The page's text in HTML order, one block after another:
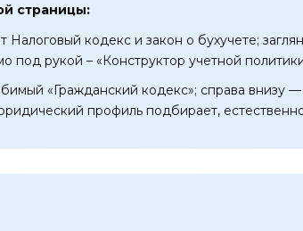
страницы:
Налоговый кодекс и закон о бухучете;
под рукой – «Конструктор учетной
«Гражданский кодекс»; справа внизу
профиль подбирает,